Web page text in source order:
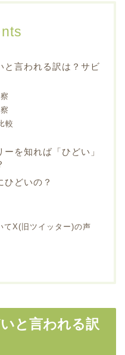
と言われる訳は？サビ
較
を知れば「ひどい」
ひどいの？
てX(旧ツイッター)の声
と言われる訳